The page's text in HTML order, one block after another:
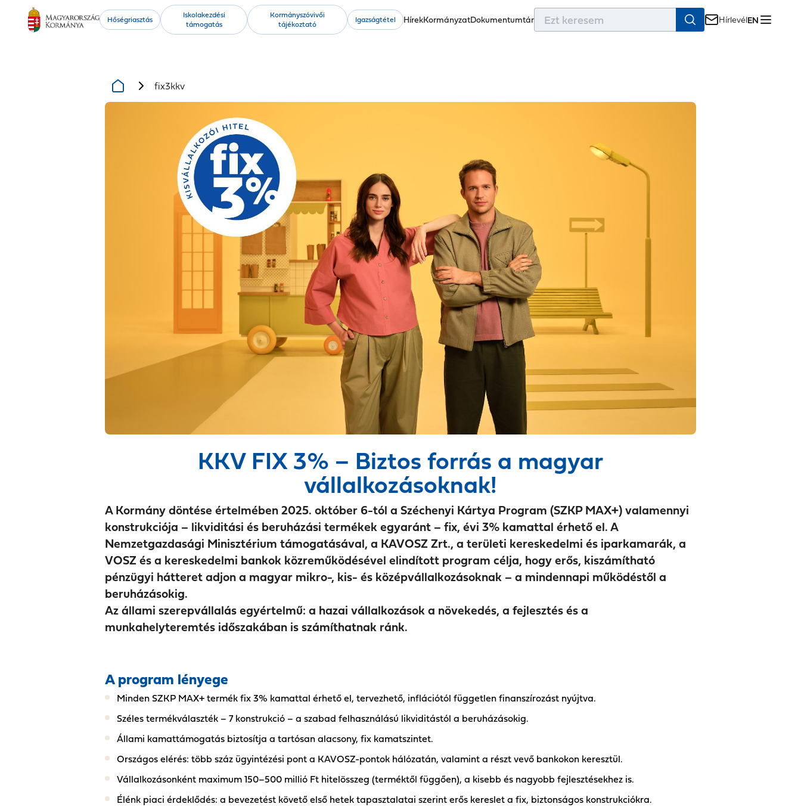
Kiemelt
tartalmak
Hőségriasztás
Iskolakezdési
támogatás
Kormányszóvivői
tájékoztató
Igazságtétel
Fő
HírekKormányzatDokumentumtár HírlevélEN
fix3kkv
KKV FIX 3% – Biztos forrás a magyar
vállalkozásoknak!
A Kormány döntése értelmében 2025. október 6-tól a Széchenyi Kártya Program (SZKP MAX+) valamennyi
konstrukciója – likviditási és beruházási termékek egyaránt – fix, évi 3% kamattal érhető el. A
Nemzetgazdasági Minisztérium támogatásával, a KAVOSZ Zrt., a területi kereskedelmi és iparkamarák, a
VOSZ és a kereskedelmi bankok közreműködésével elindított program célja, hogy erős, kiszámítható
pénzügyi hátteret adjon a magyar mikro-, kis- és középvállalkozásoknak – a mindennapi működéstől a
beruházásokig.
Az állami szerepvállalás egyértelmű: a hazai vállalkozások a növekedés, a fejlesztés és a
munkahelyteremtés időszakában is számíthatnak ránk.
A program lényege
Minden SZKP MAX+ termék fix 3% kamattal érhető el, tervezhető, inflációtól független finanszírozást nyújtva.
Széles termékválaszték – 7 konstrukció – a szabad felhasználású likviditástól a beruházásokig.
Állami kamattámogatás biztosítja a tartósan alacsony, fix kamatszintet.
Országos elérés: több száz ügyintézési pont a KAVOSZ-pontok hálózatán, valamint a részt vevő bankokon keresztül.
Vállalkozásonként maximum 150–500 millió Ft hitelösszeg (terméktől függően), a kisebb és nagyobb fejlesztésekhez is.
Élénk piaci érdeklődés: a bevezetést követő első hetek tapasztalatai szerint erős kereslet a fix, biztonságos konstrukciókra.